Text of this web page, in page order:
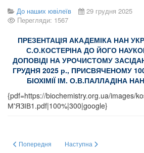
До наших ювілеїв
29 грудня 2025
Перегляди: 1567
ПРЕЗЕНТАЦІЯ АКАДЕМІКА НАН
С.О.КОСТЕРІНА ДО ЙОГО
ДОПОВІДІ НА УРОЧИСТОМУ
ГРУДНЯ 2025 р., ПРИСВЯЧЕНОМУ
БІОХІМІЇ ІМ. О.В.ПАЛЛАДІНА
{pdf=https://biochemistry.org.ua/images/
М'ЯЗІВ1.pdf|100%|300|google}
Попередня стаття: ПРЕЗЕНТАЦІЯ
Попередня Наступна стаття: 100-
Наступна